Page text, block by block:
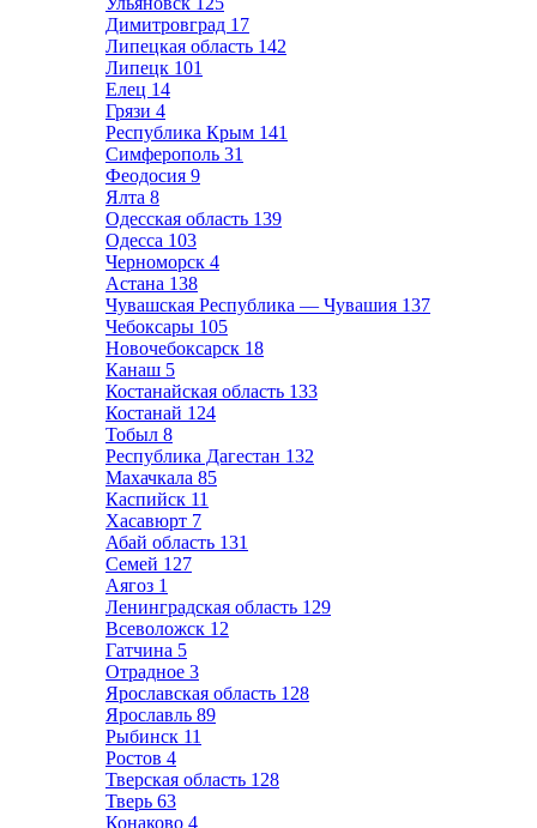
Димитровград 17
Липецкая область 142
Липецк 101
Елец 14
Грязи 4
Республика Крым 141
Симферополь 31
Феодосия 9
Ялта 8
Одесская область 139
Одесса 103
Черноморск 4
Астана 138
Чувашская Республика — Чувашия 137
Чебоксары 105
Новочебоксарск 18
Канаш 5
Костанайская область 133
Костанай 124
Тобыл 8
Республика Дагестан 132
Махачкала 85
Каспийск 11
Хасавюрт 7
Абай область 131
Семей 127
Аягоз 1
Ленинградская область 129
Всеволожск 12
Гатчина 5
Отрадное 3
Ярославская область 128
Ярославль 89
Рыбинск 11
Ростов 4
Тверская область 128
Тверь 63
Конаково 4